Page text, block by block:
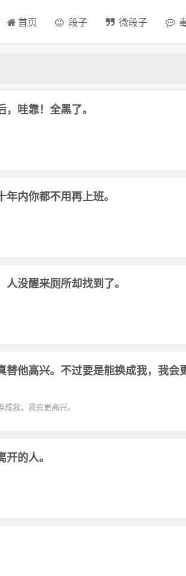
首页 段子 微段子
哇靠！全黑了。
内你都不用再上班。
没醒来厕所却找到了。
他高兴。不过要是能换成我，我会
我，我会更高兴。
的人。